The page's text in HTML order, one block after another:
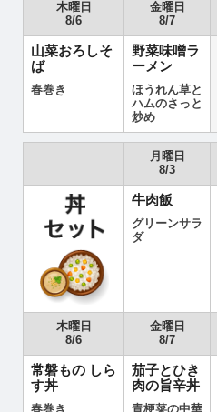
木曜日
8/6
金曜日
8/7
山菜おろしそ
ば
春巻き
野菜味噌ラ
ーメン
ほうれん草と
ハムのさっと
炒め
月曜日
8/3
牛肉飯
グリーンサラ
ダ
木曜日
8/6
金曜日
8/7
常磐もの しら
す丼
春巻き
茄子とひき
肉の旨辛丼
青梗菜の中華